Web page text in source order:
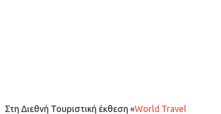
Στη Διεθνή Τουριστική έκθεση «World Travel